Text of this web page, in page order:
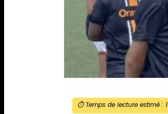
⏱️ Temps de lecture estimé :